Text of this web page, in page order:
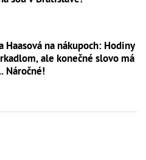
Haasová na nákupoch: Hodiny
ale konečné slovo má
Náročné!